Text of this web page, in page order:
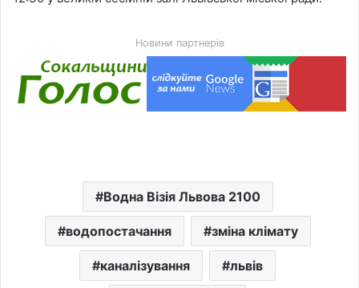
Новини партнерів
Водна Візія Львова 2100
водопостачання зміна клімату
каналізування львів